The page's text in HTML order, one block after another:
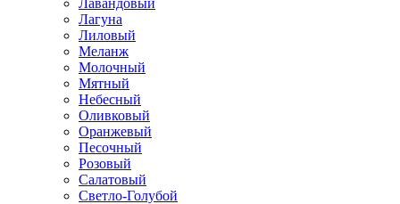
Лавандовый
Лагуна
Лиловый
Меланж
Молочный
Мятный
Небесный
Оливковый
Оранжевый
Песочный
Розовый
Салатовый
Светло-Голубой